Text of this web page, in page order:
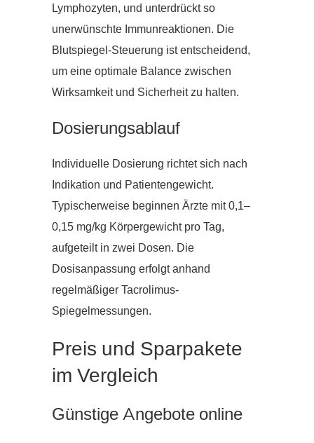
Lymphozyten, und unterdrückt so
unerwünschte Immunreaktionen. Die
Blutspiegel-Steuerung ist entscheidend,
um eine optimale Balance zwischen
Wirksamkeit und Sicherheit zu halten.
Dosierungsablauf
Individuelle Dosierung richtet sich nach
Indikation und Patientengewicht.
Typischerweise beginnen Ärzte mit 0,1–
0,15 mg/kg Körpergewicht pro Tag,
aufgeteilt in zwei Dosen. Die
Dosisanpassung erfolgt anhand
regelmäßiger Tacrolimus-
Spiegelmessungen.
Preis und Sparpakete
im Vergleich
Günstige Angebote online